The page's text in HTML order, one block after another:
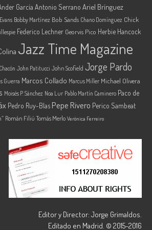
García Antonio Serrano Ariel Brínguez
Bobby Martínez Bob Sands Chano Domínguez Chick
Federico Lechner Georvis Pico Herbie Hancock
Jazz Time Magazine
John Patitucci John Scofield Jorge Pardo
Guerra Marcos Collado Marcus Miller Michael Olivera
Moisés P. Sánchez Noa Lur Pablo Martín Caminero Paco de
Pedro Ruy-Blas Pepe Rivero Perico Sambeat
Román Filiú Tomás Merlo Verónica Ferreiro
Editor y Director: Jorge Grimaldos.
Editado en Madrid. © 2015-2016